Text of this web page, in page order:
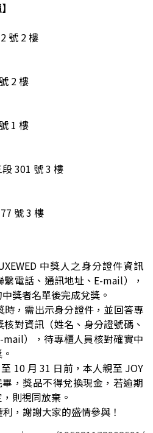
號 2 樓
2 樓
1 樓
301 號 3 樓
號 3 樓
中獎人之身分證件資訊
繫電話、通訊地址、E-mail），
獎者名單後完成兌獎。
時，需出示身分證件，並回答專
對資訊（姓名、身分證號碼、
），待專櫃人員核對確實中
10 月 31 日前，本人親至 JOY
，獎品不得兌換現金，若逾期
則視同放棄。
，謝謝大家的盛情參與！